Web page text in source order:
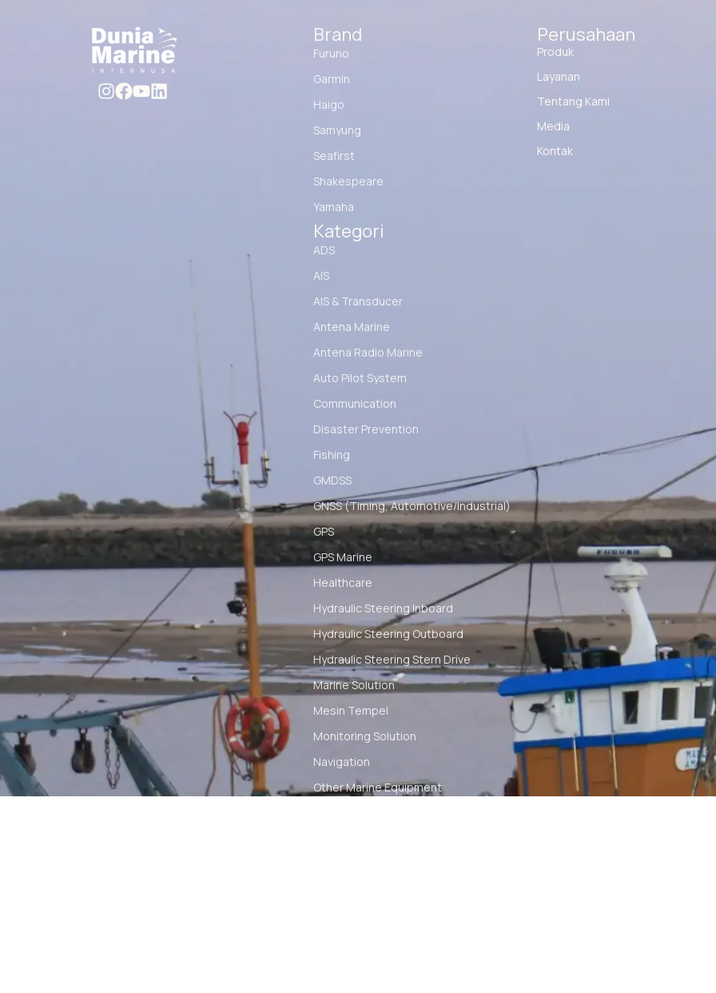
Brand
Furuno
Garmin
Haigo
Samyung
Seafirst
Shakespeare
Yamaha
Kategori
ADS
AIS
AIS & Transducer
Antena Marine
Antena Radio Marine
Auto Pilot System
Communication
Disaster Prevention
Fishing
GMDSS
GNSS (Timing, Automotive/Industrial)
GPS
GPS Marine
Healthcare
Hydraulic Steering Inboard
Hydraulic Steering Outboard
Hydraulic Steering Stern Drive
Marine Solution
Mesin Tempel
Monitoring Solution
Navigation
Other Marine Equipment
Perusahaan
Produk
Layanan
Tentang Kami
Media
Kontak